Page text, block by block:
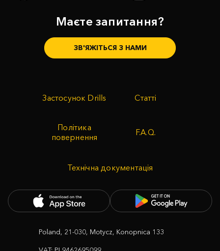
Маєте запитання?
ЗВ'ЯЖІТЬСЯ З НАМИ
Застосунок Drills Статті
Політика
повернення
F.A.Q.
Технічна документація
Poland, 21-030, Motycz, Konopnica 133